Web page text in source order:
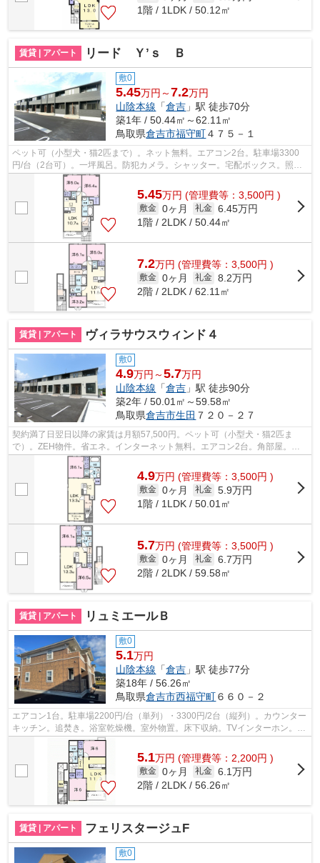
1階 / 1LDK / 50.12㎡
賃貸 | アパート リード Ｙ’ｓ Ｂ
敷0
5.45万円～7.2万円
山陰本線 「倉吉 」駅 徒歩70分
築1年 / 50.44㎡～62.11㎡
鳥取県倉吉市福守町４７５－１
ペット可（小型犬・猫2匹まで）。ネット無料。エアコン2台。駐車場3300
円/台（2台可）。一坪風呂。防犯カメラ。シャッター。宅配ボックス。照明
器具。IH(2口)。カウンターキッチン。ウ...
5.45万円 (管理費等：3,500円 )
敷金 0ヶ月 礼金 6.45万円
1階 / 2LDK / 50.44㎡
7.2万円 (管理費等：3,500円 )
敷金 0ヶ月 礼金 8.2万円
2階 / 2LDK / 62.11㎡
賃貸 | アパート ヴィラサウスウィンド４
敷0
4.9万円～5.7万円
山陰本線 「倉吉 」駅 徒歩90分
築2年 / 50.01㎡～59.58㎡
鳥取県倉吉市生田 ７２０－２７
契約満了日翌日以降の家賃は月額57,500円。ペット可（小型犬・猫2匹ま
で）。ZEH物件。省エネ。インターネット無料。エアコン2台。角部屋。駐
車場3300円/台（2台可）。町内会費750円/月...
4.9万円 (管理費等：3,500円 )
敷金 0ヶ月 礼金 5.9万円
1階 / 1LDK / 50.01㎡
5.7万円 (管理費等：3,500円 )
敷金 0ヶ月 礼金 6.7万円
2階 / 2LDK / 59.58㎡
賃貸 | アパート リュミエールＢ
敷0
5.1万円
山陰本線 「倉吉 」駅 徒歩77分
築18年 / 56.26㎡
鳥取県倉吉市西福守町６６０－２
エアコン1台。駐車場2200円/台（単列）・3300円/2台（縦列）。カウンター
キッチン。追焚き。浴室乾燥機。室外物置。床下収納。TVインターホン。温
水洗浄便座。独立洗面台。南バルコニ...
5.1万円 (管理費等：2,200円 )
敷金 0ヶ月 礼金 6.1万円
2階 / 2LDK / 56.26㎡
賃貸 | アパート フェリスタージュF
敷0